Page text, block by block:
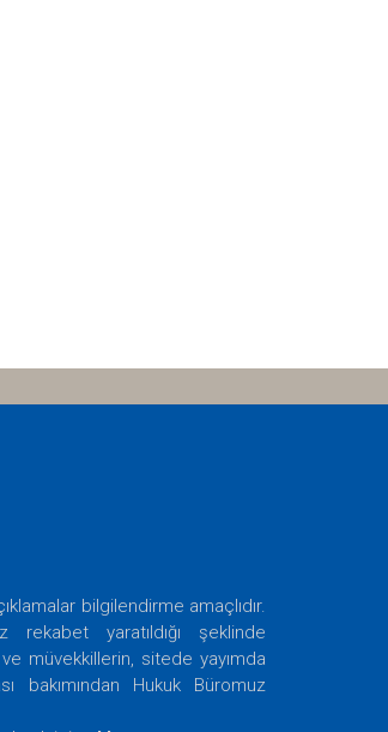
bilgilendirme amaçlıdır.
yaratıldığı şeklinde
müvekkillerin, sitede yayımda
bakımından Hukuk Büromuz